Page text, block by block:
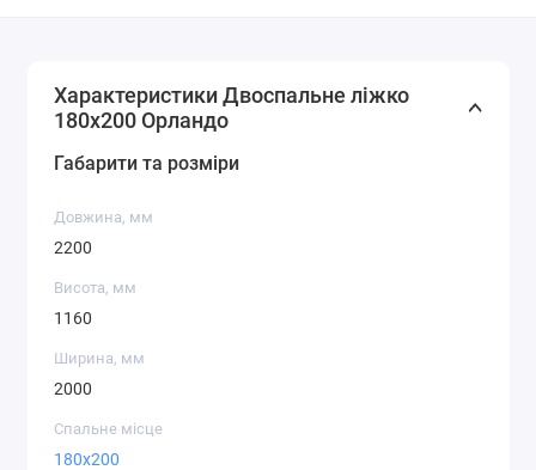
Характеристики Двоспальне ліжко
180x200 Орландо
Габарити та розміри
Довжина, мм
2200
Висота, мм
1160
Ширина, мм
2000
Спальне місце
180x200